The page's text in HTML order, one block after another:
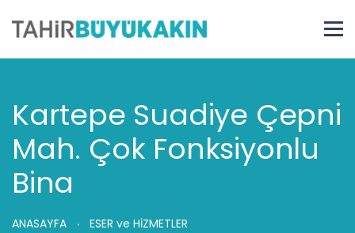
Kartepe Suadiye Çepni
Mah. Çok Fonksiyonlu
Bina
ANASAYFA ESER ve HİZMETLER